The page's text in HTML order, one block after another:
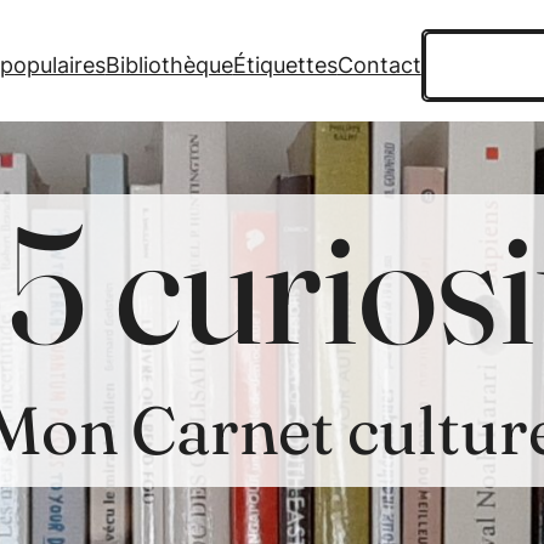
BibliothèqueÉtiquettesContact
Carnet